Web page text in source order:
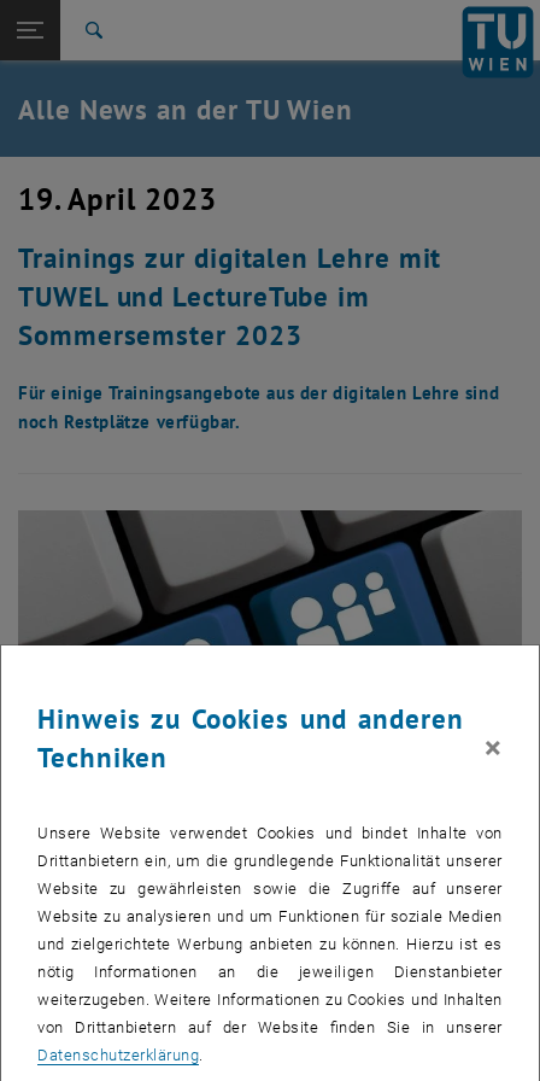
TU Login
Quicklinks
Quicklinks-Menü umschalten
Studium
Karriere
Zurück: Subseiten von TU Wien Startseite auflisten
Zurück zur letzten Ebene:
TU Wien Startseite
Übersicht
Alle News an der TU Wien
19. April 2023
Trainings zur digitalen Lehre mit
TUWEL und LectureTube im
Sommersemster 2023
Für einige Trainingsangebote aus der digitalen Lehre sind
noch Restplätze verfügbar.
Bild
Gutes Feedback – eine Herausforderung?
Gemeinsam gehen wir den Fragen nach: Was macht gutes
Feedbackaus lernpsychologischer Sicht aus? Welche
Möglichkeiten gibt es in TUWEL – auch bei großen Gruppen – um
Hinweis zu Cookies und anderen
Techniken
×
Unsere Website verwendet Cookies und bindet Inhalte von
Drittanbietern ein, um die grundlegende Funktionalität unserer
Website zu gewährleisten sowie die Zugriffe auf unserer
Website zu analysieren und um Funktionen für soziale Medien
und zielgerichtete Werbung anbieten zu können. Hierzu ist es
nötig Informationen an die jeweiligen Dienstanbieter
weiterzugeben. Weitere Informationen zu Cookies und Inhalten
von Drittanbietern auf der Website finden Sie in unserer
Datenschutzerklärung